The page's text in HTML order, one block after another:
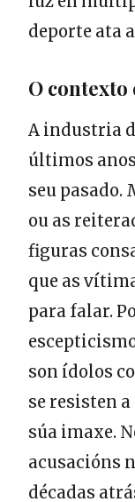
deporte ata
O contexto
A industria
últimos
seu pasado.
ou as
figuras
que as
para falar.
son ídolos
se resisten
súa imaxe.
acusacións
décadas